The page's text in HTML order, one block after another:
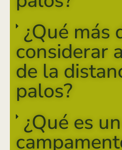
¿Qué más
considerar
de la
palos?
¿Qué es un